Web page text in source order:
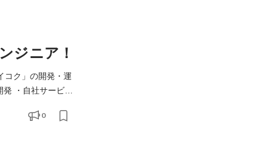
ジニア！
コク」の開発・運
ントエンドの開
0